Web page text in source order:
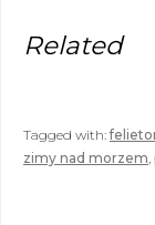
Related
Tagged with:
zimy nad morzem